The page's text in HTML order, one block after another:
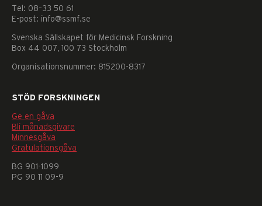
Tel: 08–33 50 61
E-post: info@ssmf.se
Svenska Sällskapet för Medicinsk Forskning
Box 44 007, 100 73 Stockholm
Organisationsnummer: 815200-8317
STÖD FORSKNINGEN
Ge en gåva
Bli månadsgivare
Minnesgåva
Gratulationsgåva
BG 901-1099
PG 90 11 09-9
Nödvändiga